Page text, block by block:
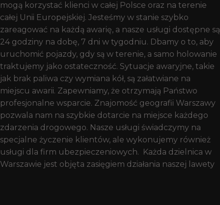
mogą korzystać klienci w całej Polsce oraz na terenie
całej Unii Europejskiej. Jesteśmy w stanie szybko
zareagować na każdą awarię, a nasze usługi dostępne są
24 godziny na dobę, 7 dni w tygodniu. Dbamy o to, aby
uruchomić pojazdy, gdy są w terenie, a samo holowanie
traktujemy jako ostateczność. Sytuacje awaryjne, takie
jak brak paliwa czy wymiana kół, są załatwiane na
miejscu awarii. Zapewniamy, że otrzymają Państwo
profesjonalne wsparcie. Znajomość geografii Warszawy
pozwala nam na szybkie dotarcie na miejsce każdego
zdarzenia drogowego. Nasze usługi świadczymy na
specjalne życzenie klientów, ale wykonujemy również
usługi dla firm ubezpieczeniowych. Każda dzielnica w
Warszawie jest objęta zasięgiem działania naszej lawety